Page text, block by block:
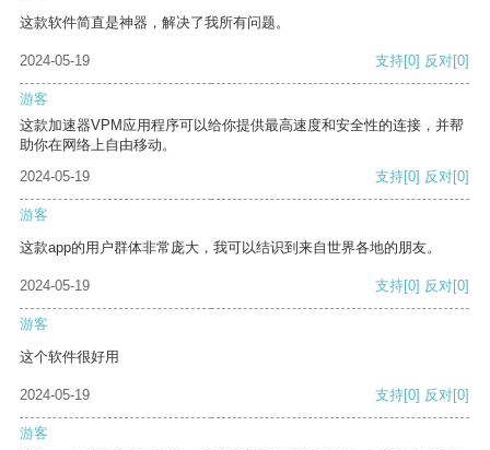
这款软件简直是神器，解决了我所有问题。
2024-05-19 支持[0] 反对[0]
游客
这款加速器VPM应用程序可以给你提供最高速度和安全性的连接，并帮
助你在网络上自由移动。
2024-05-19
支持[0] 反对[0]
游客
这款app的用户群体非常庞大，我可以结识到来自世界各地的朋友。
2024-05-19 支持[0] 反对[0]
游客
这个软件很好用
2024-05-19 支持[0] 反对[0]
游客